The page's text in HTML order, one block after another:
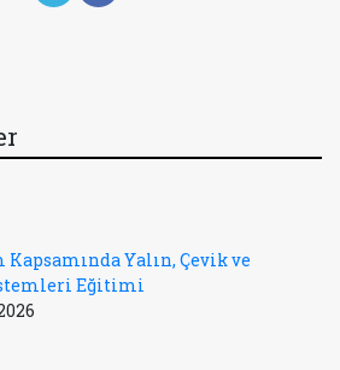
Yalın, Çevik ve
Eğitimi